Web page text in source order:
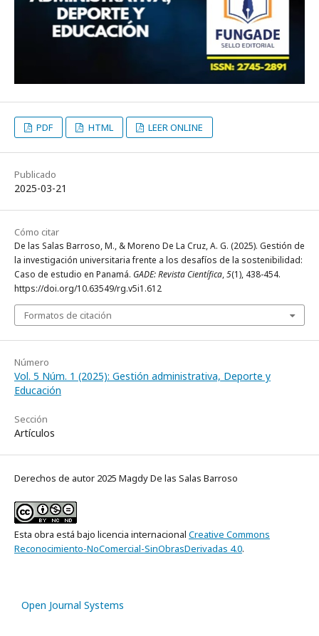
PDF HTML LEER ONLINE
Publicado
2025-03-21
Cómo citar
De las Salas Barroso, M., & Moreno De La Cruz, A. G. (2025). Gestión de
la investigación universitaria frente a los desafíos de la sostenibilidad:
Caso de estudio en Panamá. GADE: Revista Científica,5(1), 438-454.
https://doi.org/10.63549/rg.v5i1.612
Formatos de citación
Número
Vol. 5 Núm. 1 (2025): Gestión administrativa, Deporte y
Educación
Sección
Artículos
Derechos de autor 2025 Magdy De las Salas Barroso
Esta obra está bajo licencia internacional Creative Commons
Reconocimiento-NoComercial-SinObrasDerivadas 4.0.
Open Journal Systems